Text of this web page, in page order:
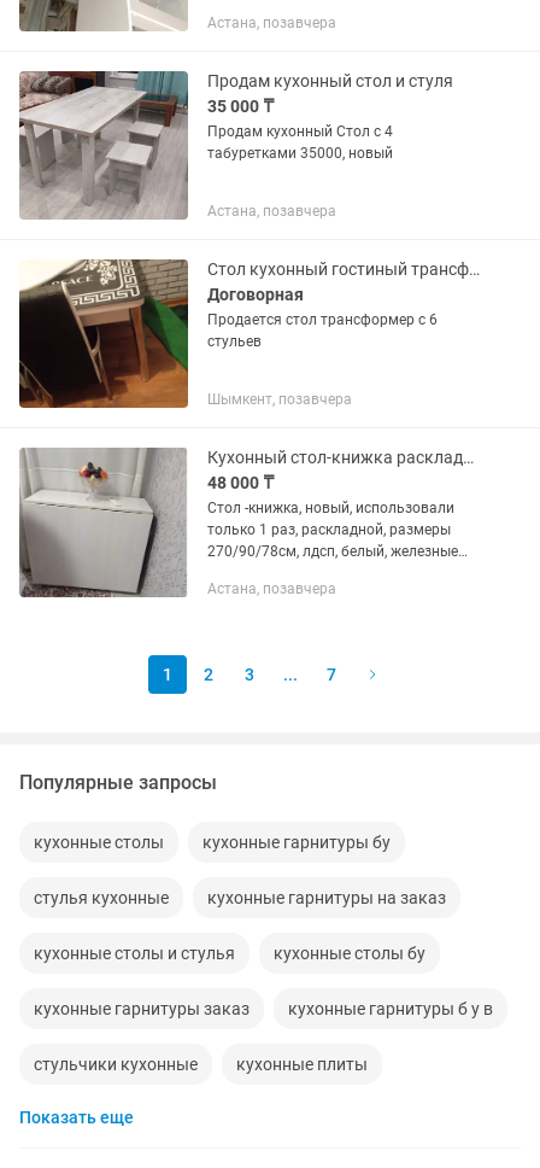
Астана, позавчера
Продам кухонный стол и стуля
35 000 ₸
Продам кухонный Стол с 4
табуретками 35000, новый
Астана, позавчера
Стол кухонный гостиный трансформер
Договорная
Продается стол трансформер с 6
стульев
Шымкент, позавчера
Кухонный стол-книжка раскладной
48 000 ₸
Стол -книжка, новый, использовали
только 1 раз, раскладной, размеры
270/90/78см, лдсп, белый, железные
Астана, позавчера
1 2 3 ... 7
Популярные запросы
кухонные столы кухонные гарнитуры бу
стулья кухонные кухонные гарнитуры на заказ
кухонные столы и стулья кухонные столы бу
кухонные гарнитуры заказ кухонные гарнитуры б у в
стульчики кухонные кухонные плиты
кухонные гарнитуры
Показать еще